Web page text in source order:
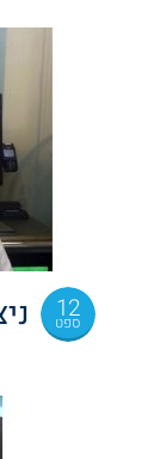
12
ספט